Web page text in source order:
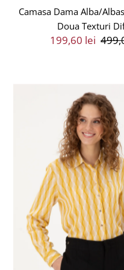
Camasa Dama Alba/
Doua Texturi
Preț
199,60 lei Preț